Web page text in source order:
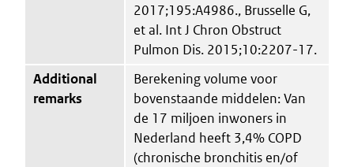
2017;195:A4986., Brusselle G,
et al. Int J Chron Obstruct
Pulmon Dis. 2015;10:2207-17.
Additional
remarks
Berekening volume voor
bovenstaande middelen: Van
de 17 miljoen inwoners in
Nederland heeft 3,4% COPD
(chronische bronchitis en/of